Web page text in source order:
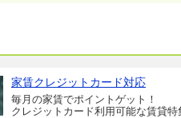
家賃クレジットカード対応
毎月の家賃でポイントゲット！
クレジットカード利用可能な賃貸特